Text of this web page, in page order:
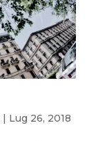
| Lug 26, 2018